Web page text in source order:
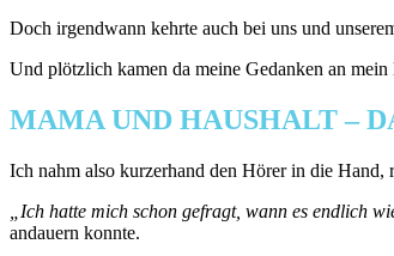
Doch irgendwann kehrte auch bei uns und
Und plötzlich kamen da meine Gedanken an
MAMA UND HAUSHALT –
Ich nahm also kurzerhand den Hörer in die Hand,
„Ich hatte mich schon gefragt, wann es endlich
andauern konnte.